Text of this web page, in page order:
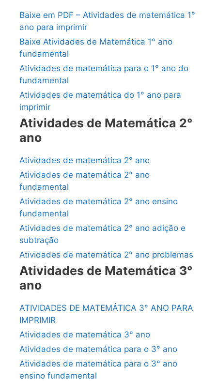
Baixe em PDF – Atividades de matemática 1°
ano para imprimir
Baixe Atividades de Matemática 1° ano
fundamental
Atividades de matemática para o 1° ano do
fundamental
Atividades de matemática do 1° ano para
imprimir
Atividades de Matemática 2°
ano
Atividades de matemática 2° ano
Atividades de matemática 2° ano
fundamental
Atividades de matemática 2° ano ensino
fundamental
Atividades de matemática 2° ano adição e
subtração
Atividades de matemática 2° ano problemas
Atividades de Matemática 3°
ano
ATIVIDADES DE MATEMÁTICA 3° ANO PARA
IMPRIMIR
Atividades de matemática 3° ano
Atividades de matemática para o 3° ano
Atividades de matemática para o 3° ano
ensino fundamental